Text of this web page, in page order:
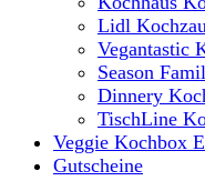
Lidl
Vegantastic
Season
Dinnery
TischLine
Veggie Kochbox
Gutscheine